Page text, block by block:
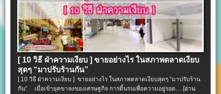
[ 10 วิธี ฝ่าความเงียบ ] ขายอย่างไร ในสภาพตลาดเงียบ
สุดๆ “มาปรับร้านกัน”
[ 10 วิธี ฝ่าความเงียบ ] ขายอย่างไร ในสภาพตลาดเงียบสุดๆ “มาปรับร้าน
กัน” เมื่อเข้ายุคขาลงของเศรษฐกิจ การดิ้นรนเพื่อความอยู่รอด… [อ่าน